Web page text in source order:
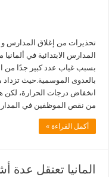
تحذيرات من إغلاق المدارس
المدارس الابتدائية في
بسبب غياب عدد كبير جدًا من
بالعدوى الموسمية.حيث تزداد
انخفاض درجات الحرارة، لكن
من نقص الموظفين في
أكمل القراءة »
المانيا تعتقل